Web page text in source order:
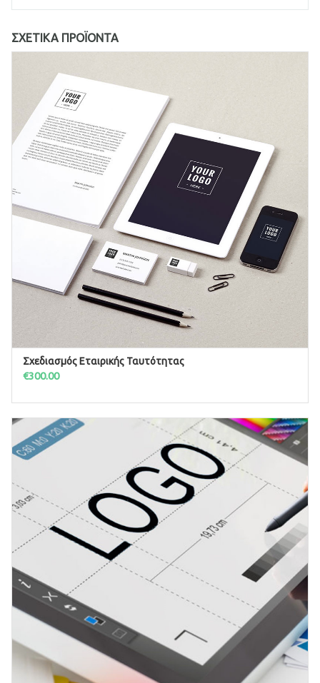
ΣΧΕΤΙΚΆ ΠΡΟΪΌΝΤΑ
ΠΡΟΣΘΉΚΗ ΣΤΟ ΚΑΛΆΘΙ
Σχεδιασμός Εταιρικής Ταυτότητας
€300.00